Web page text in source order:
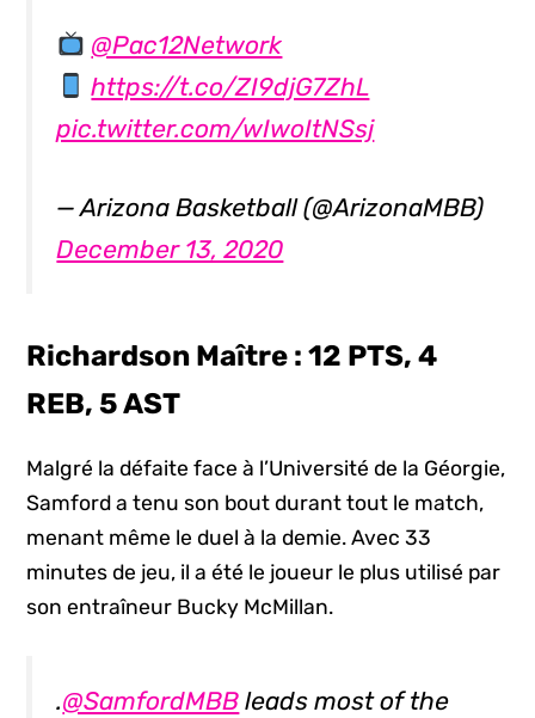
@Pac12Network
https://t.co/ZI9djG7ZhL
pic.twitter.com/wIwoItNSsj
— Arizona Basketball (@ArizonaMBB)
December 13, 2020
Richardson Maître : 12 PTS, 4
REB, 5 AST
Malgré la défaite face à l’Université de la Géorgie,
Samford a tenu son bout durant tout le match,
menant même le duel à la demie. Avec 33
minutes de jeu, il a été le joueur le plus utilisé par
son entraîneur Bucky McMillan.
.@SamfordMBB leads most of the